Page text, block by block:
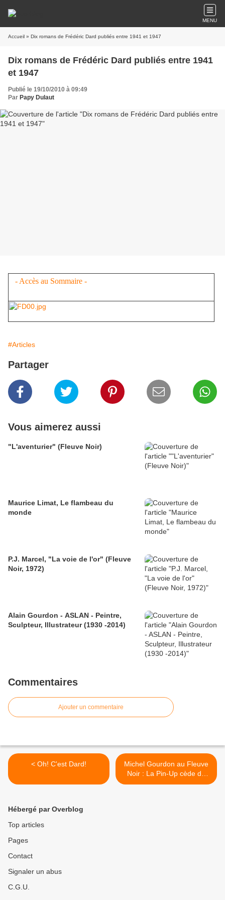
MENU
Accueil » Dix romans de Frédéric Dard publiés entre 1941 et 1947
Dix romans de Frédéric Dard publiés entre 1941
et 1947
Publié le 19/10/2010 à 09:49
Par Papy Dulaut
- Accès au Sommaire -
#Articles
Partager
Vous aimerez aussi
"L'aventurier" (Fleuve Noir)
Maurice Limat, Le flambeau du
monde
P.J. Marcel, "La voie de l'or" (Fleuve
Noir, 1972)
Alain Gourdon - ASLAN - Peintre,
Sculpteur, Illustrateur (1930 -2014)
Commentaires
Ajouter un commentaire
< Oh! C'est Dard!
Michel Gourdon au Fleuve
Noir : La Pin-Up cède du
terrain >
Hébergé par Overblog
Top articles
Pages
Contact
Signaler un abus
C.G.U.